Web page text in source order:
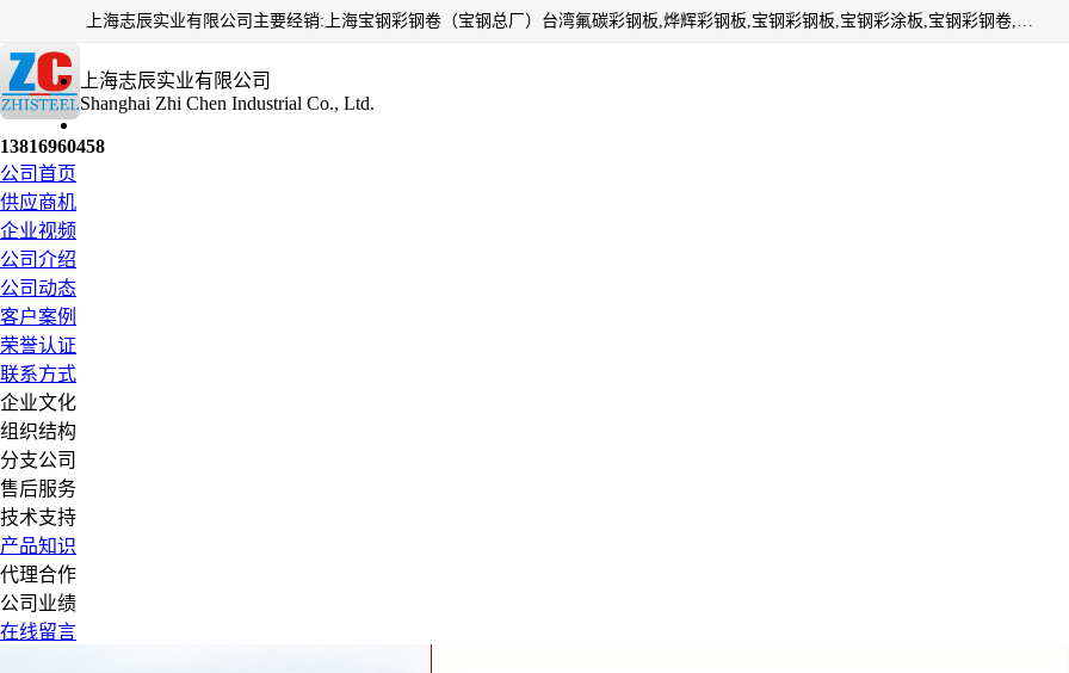
上海志辰实业有限公司主要经销:上海宝钢彩钢卷（宝钢总厂）台湾氟碳彩钢板,烨辉彩钢板,宝钢彩钢板,宝钢彩涂板,宝钢彩钢卷,马钢彩钢板,马钢彩钢卷,镀铝锌钢板,PVDF彩钢板,台湾烨辉彩钢板,高耐候彩钢板,硅改性彩钢板,规格齐全。
上海志辰实业有限公司
Shanghai Zhi Chen Industrial Co., Ltd.
13816960458
公司首页
供应商机
企业视频
公司介绍
公司动态
客户案例
荣誉认证
联系方式
企业文化
组织结构
分支公司
售后服务
技术支持
产品知识
代理合作
公司业绩
在线留言